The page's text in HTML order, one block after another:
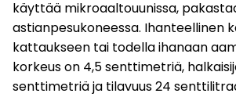
käyttää mikroaaltouunissa,
astianpesukoneessa. Ihanteellinen
kattaukseen tai todella ihanaan
korkeus on 4,5 senttimetriä,
senttimetriä ja tilavuus 24